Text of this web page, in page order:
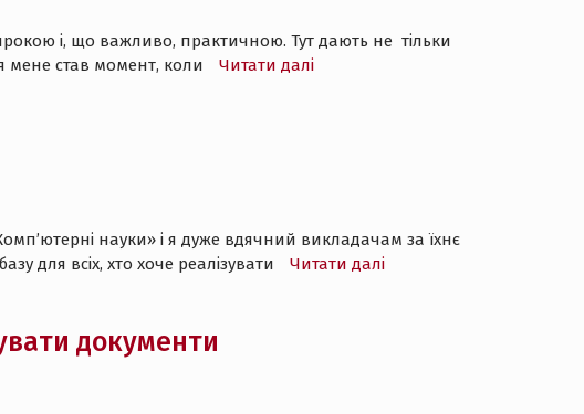
і, що важливо, практичною. Тут дають не тільки
мене став момент, коли
Читати далі
науки» і я дуже вдячний викладачам за їхнє
для всіх, хто хоче реалізувати
Читати далі
документи